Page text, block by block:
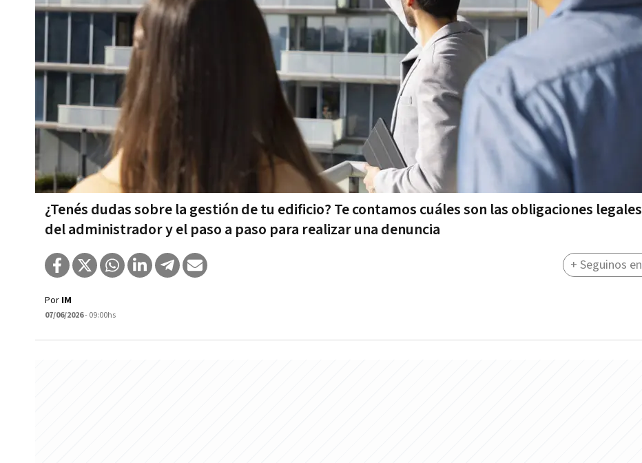
¿Tenés dudas sobre la gestión de tu edificio? Te contamos cuáles son las obligaciones legales
del administrador y el paso a paso para realizar una denuncia
Por IM
07/06/2026- 09:00hs
+ Seguinos en